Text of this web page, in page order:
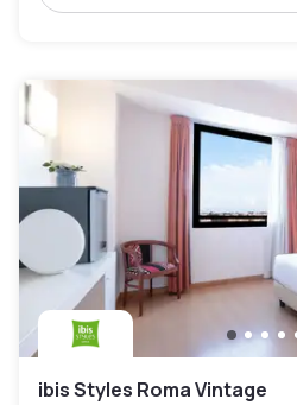
ibis Styles Roma Vintage